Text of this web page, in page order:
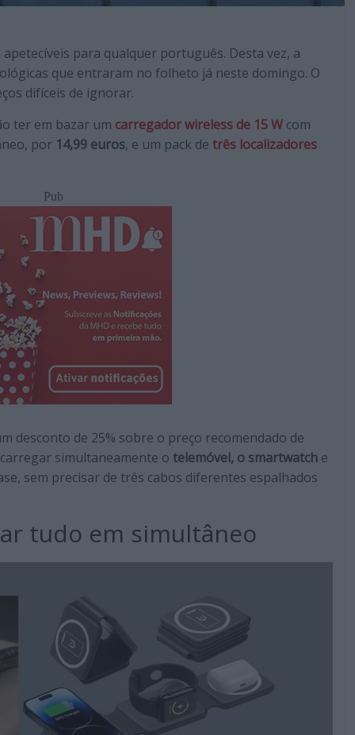
apetecíveis para qualquer português. Desta vez, a
que entraram no folheto já neste domingo. O
difíceis de ignorar.
ter em bazar um carregador wireless de 15 W com
por 14,99 euros, e um pack de três localizadores
Pub
desconto de 25% sobre o preço recomendado de
simultaneamente o telemóvel, o smartwatch e
sem precisar de três cabos diferentes espalhados
tudo em simultâneo